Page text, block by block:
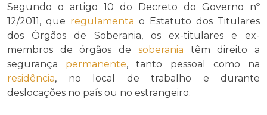
Segundo o artigo 10 do Decreto do Governo nº
12/2011, que regulamenta o Estatuto dos Titulares
dos Órgãos de Soberania, os ex-titulares e ex-
membros de órgãos de soberania têm direito a
segurança permanente, tanto pessoal como na
residência, no local de trabalho e durante
deslocações no país ou no estrangeiro.